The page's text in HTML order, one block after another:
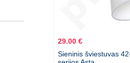
29.00 €
Sieninis šviestuvas